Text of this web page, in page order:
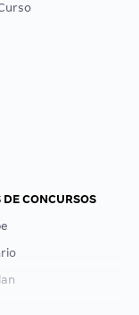
DE CONCURSOS